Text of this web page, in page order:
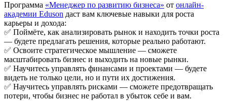
Программа «Менеджер по развитию бизнеса» от онлайн-
академии Eduson даст вам ключевые навыки для роста
карьеры и дохода:
✅ Поймёте, как анализировать рынок и находить точки роста
— будете предлагать решения, которые реально работают.
✅ Освоите стратегическое мышление — сможете
масштабировать бизнес и выходить на новые рынки.
✅ Научитесь управлять финансами и проектами — будете
видеть не только цели, но и пути их достижения.
✅ Научитесь управлять рисками — сможете предотвращать
потери, чтобы бизнес не работал в убыток себе и вам.